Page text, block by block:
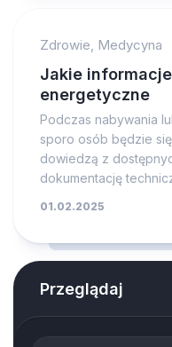
Zdrowie, Medycyna
Jakie
energetyczne
Podczas nabywania
sporo osób będzie
dowiedzą z
dokumentację
01.02.2025
Przeglądaj